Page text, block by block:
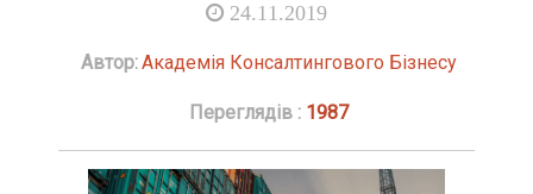
24.11.2019
Автор:Академія Консалтингового Бізнесу
Переглядів : 1987